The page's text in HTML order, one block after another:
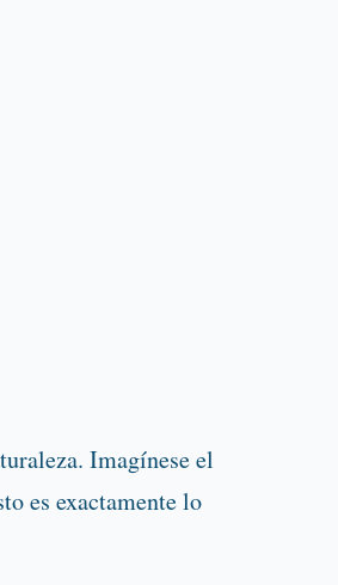
Imagínese el
es exactamente lo